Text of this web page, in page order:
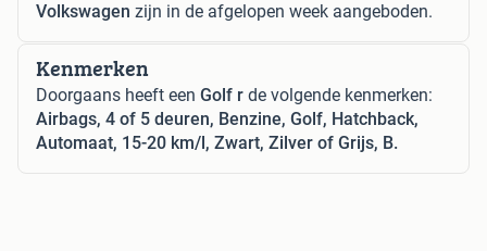
Volkswagen zijn in de afgelopen week aangeboden.
Kenmerken
Doorgaans heeft een Golf r de volgende kenmerken:
Airbags, 4 of 5 deuren, Benzine, Golf, Hatchback,
Automaat, 15-20 km/l, Zwart, Zilver of Grijs, B.